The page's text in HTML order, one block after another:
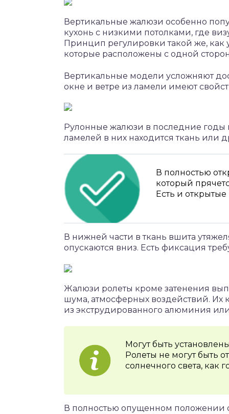
Вертикальные жалюзи особенно
кухонь с низкими потолками, где
Принцип регулировки такой же, как
которые расположены с одной
Вертикальные модели усложняют
окне и ветре из ламели имеют
Рулонные жалюзи в последние годы
ламелей в них находится ткань или
В полностью
который
Есть и
В нижней части в ткань вшита
опускаются вниз. Есть фиксация
Жалюзи ролеты кроме затенения
шума, атмосферных воздействий. Их
из экструдированного алюминия
Могут быть
Ролеты не могут быть
солнечного света, как
В полностью опущенном положении